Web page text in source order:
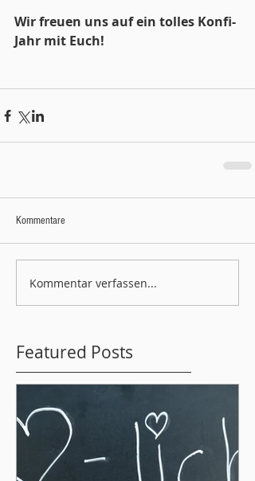
Wir freuen uns auf ein tolles Konfi-
Jahr mit Euch!
Kommentare
Kommentar verfassen...
Featured Posts